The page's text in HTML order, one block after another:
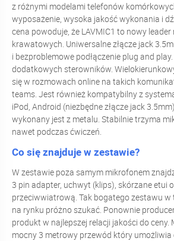
z różnymi modelami telefonów
wyposażenie, wysoka jakość wykonania i
cena powoduje, że LAVMIC1 to nowy
krawatowych. Uniwersalne złącze jack
i bezproblemowe podłączenie plug and
dodatkowych sterowników.
się w rozmowach online na takich
teams. Jest również kompatybilny z
iPod, Android (niezbędne złącze jack
wykonany jest z metalu. Stabilnie trzyma
nawet podczas ćwiczeń.
Co się znajduje w zestawie?
W zestawie poza samym mikrofonem
3 pin adapter, uchwyt (klips), skórzane etui
przeciwwiatrową. Tak bogatego zestawu w
na rynku próżno szukać. Ponownie
produkt w najlepszej relacji jakości do ceny.
mocny 3 metrowy przewód który